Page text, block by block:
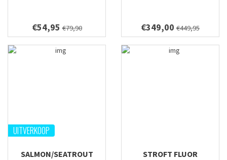
€54,95 €79,90 €349,00 €449,95
UITVERKOOP
SALMON/SEATROUT STROFT FLUOR